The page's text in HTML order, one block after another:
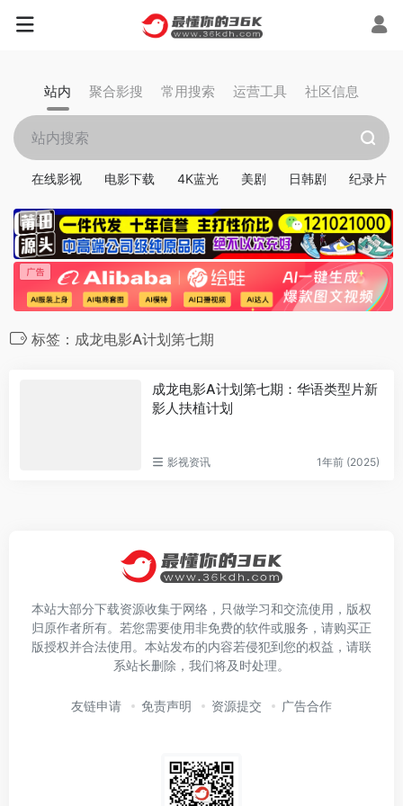
站内 聚合影搜 常用搜索 运营工具 社区信息
在线影视 电影下载 4K蓝光 美剧 日韩剧 纪录片
标签：成龙电影A计划第七期
成龙电影A计划第七期：华语类型片新
影人扶植计划
影视资讯 1年前 (2025)
本站大部分下载资源收集于网络，只做学习和交流使用，版权
归原作者所有。若您需要使用非免费的软件或服务，请购买正
版授权并合法使用。本站发布的内容若侵犯到您的权益，请联
系站长删除，我们将及时处理。
友链申请 免责声明 资源提交 广告合作